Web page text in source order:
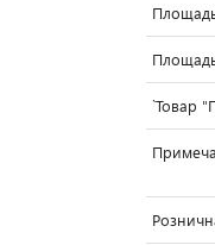
`Товар